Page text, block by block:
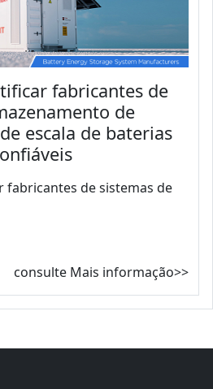
fabricantes de
de
escala de baterias
fabricantes de sistemas de
consulte Mais informação>>